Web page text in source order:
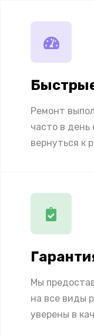
Ремонт
часто в
вернуться к
Мы
на все виды
уверены в